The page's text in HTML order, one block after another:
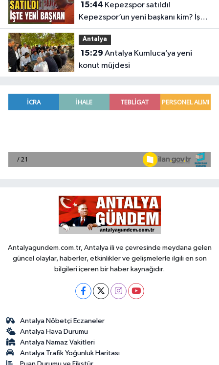
15:44
Kepezspor’un yeni başkanı kim? İşte
yeni başkan
Antalya
15:29
konut müjdesi
Antalyagundem.com.tr, Antalya ili ve çevresinde meydana gelen
güncel olaylar, haberler, etkinlikler ve gelişmelerle ilgili en son
bilgileri içeren bir haber kaynağıdır.
Antalya Nöbetçi Eczaneler
Antalya Hava Durumu
Antalya Namaz Vakitleri
Antalya Trafik Yoğunluk Haritası